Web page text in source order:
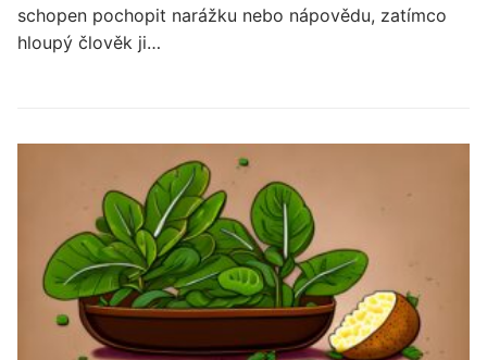
schopen pochopit narážku nebo nápovědu, zatímco
hloupý člověk ji…